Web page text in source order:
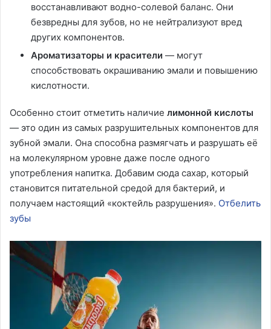
восстанавливают водно-солевой баланс. Они
безвредны для зубов, но не нейтрализуют вред
других компонентов.
Ароматизаторы и красители — могут
способствовать окрашиванию эмали и повышению
кислотности.
Особенно стоит отметить наличие лимонной кислоты
— это один из самых разрушительных компонентов для
зубной эмали. Она способна размягчать и разрушать её
на молекулярном уровне даже после одного
употребления напитка. Добавим сюда сахар, который
становится питательной средой для бактерий, и
получаем настоящий «коктейль разрушения». Отбелить
зубы